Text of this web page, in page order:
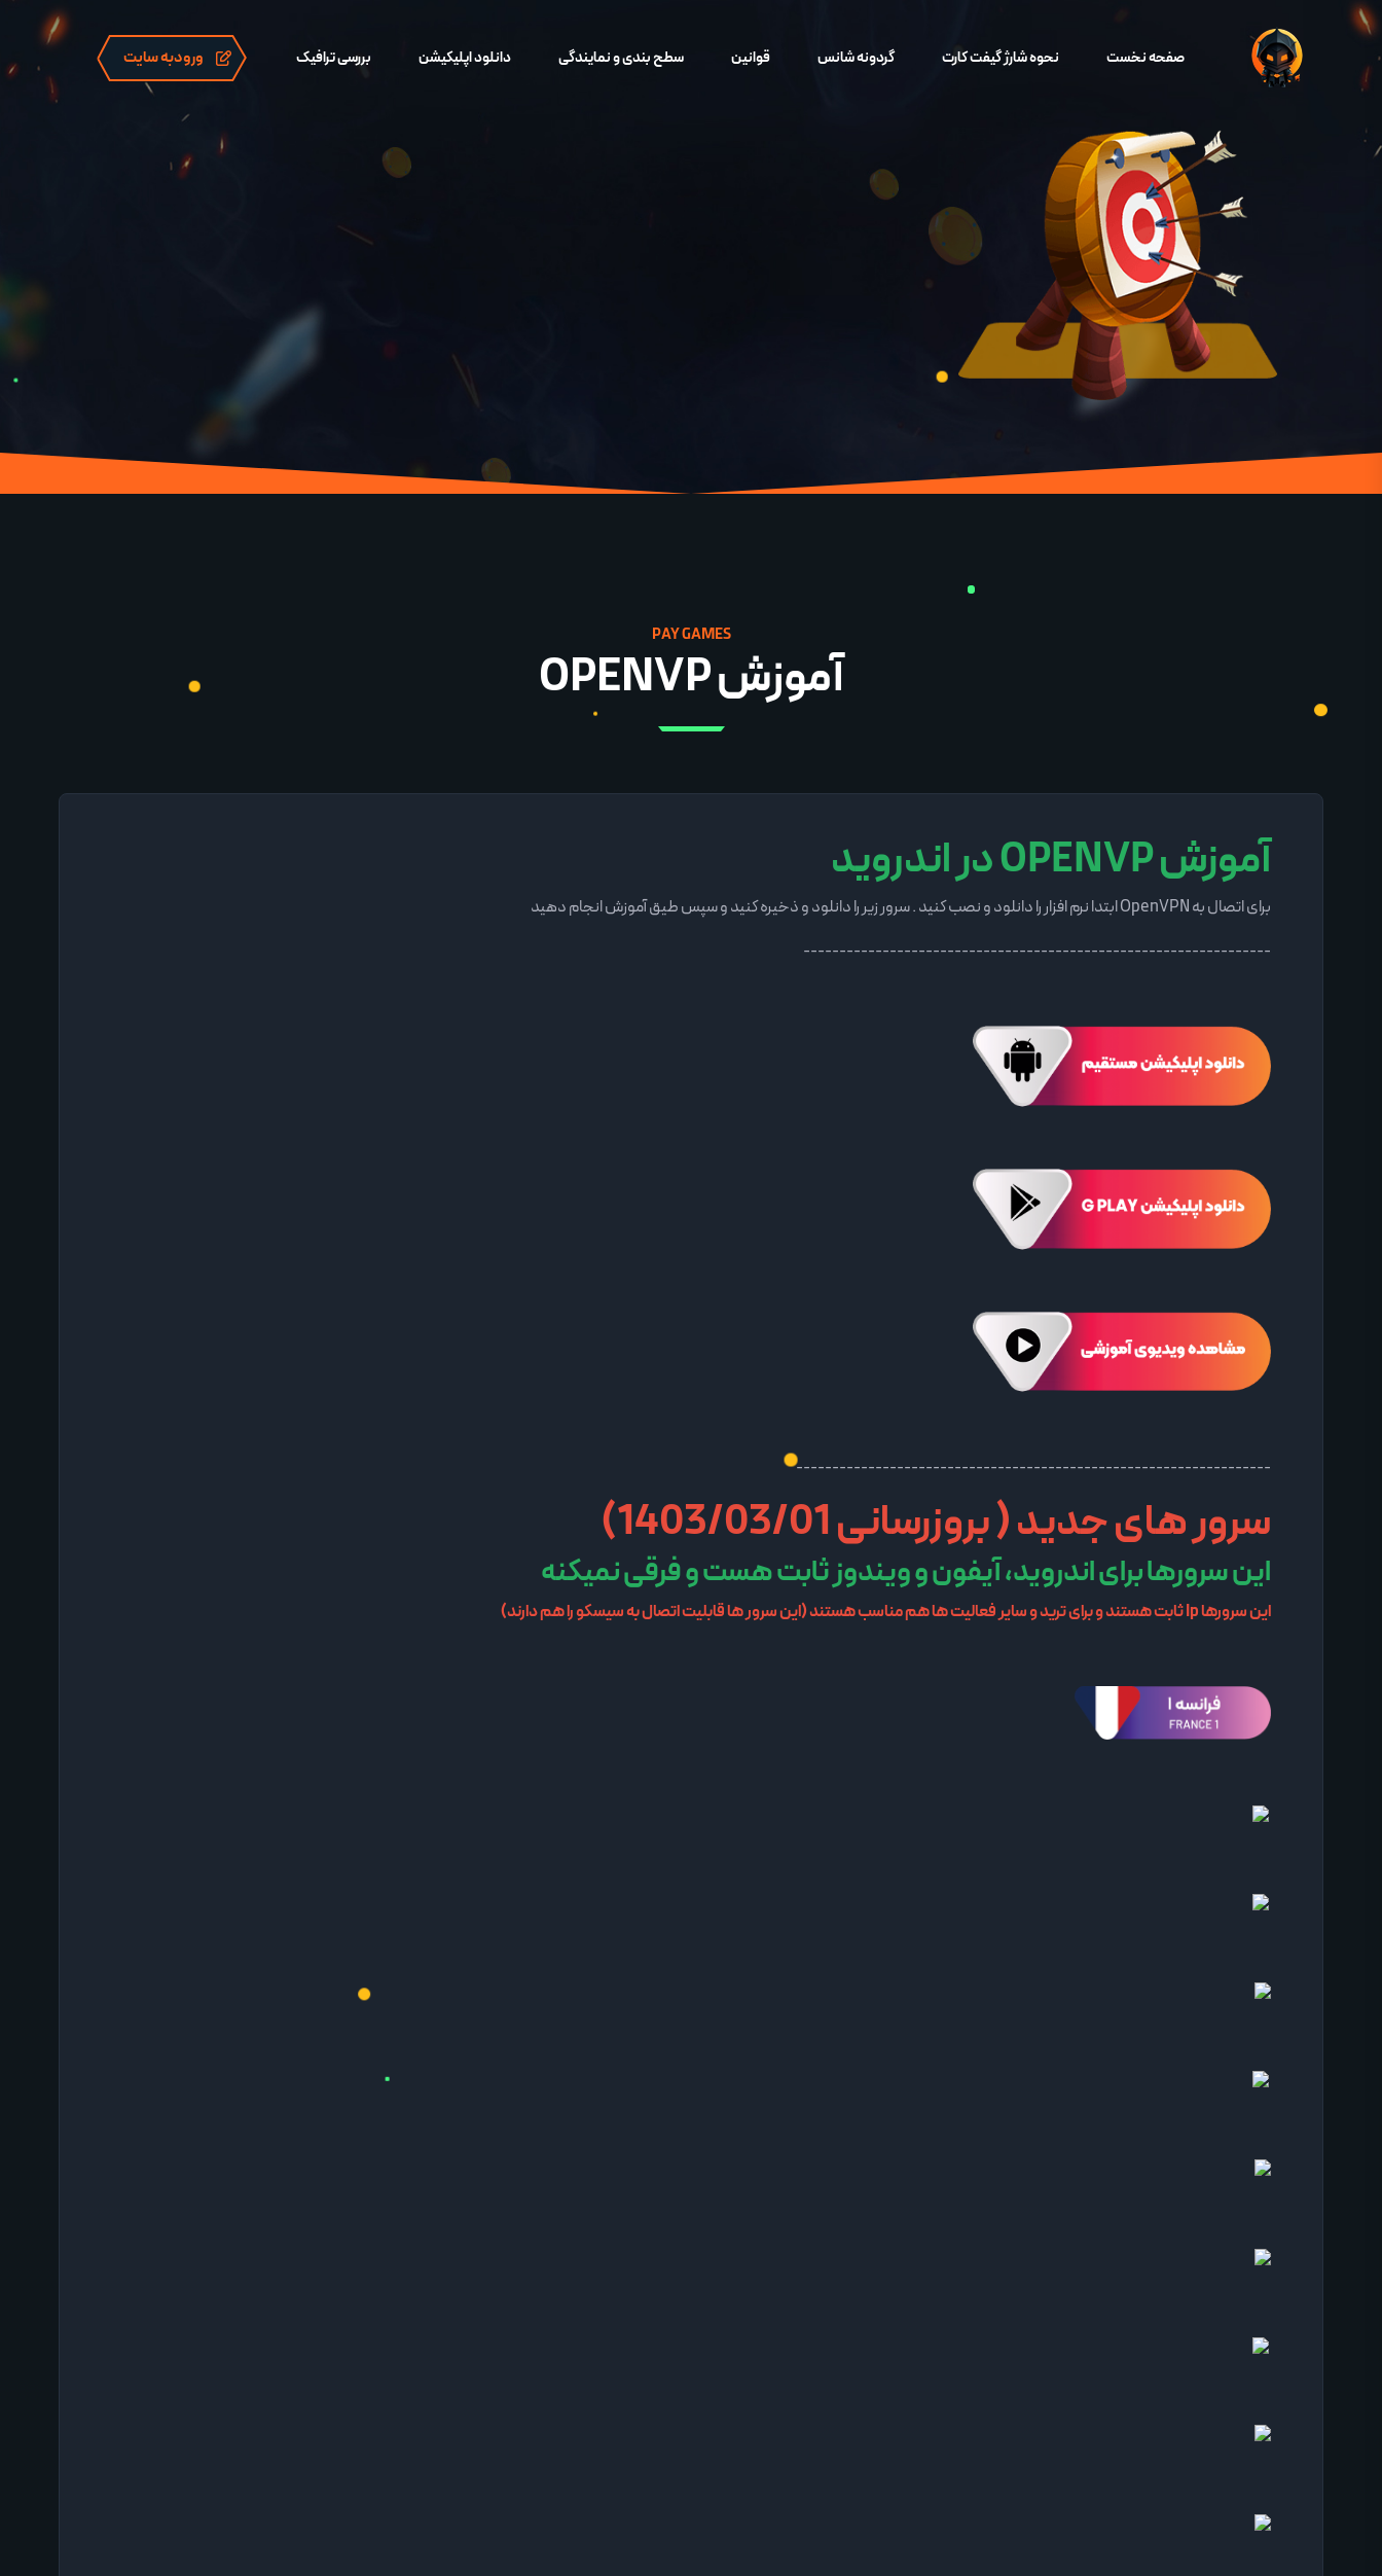
صفحه نخست نحوه شارژ گیفت کارت گردونه شانس قوانین سطح بندی و نمایندگی دانلود اپلیکیشن بررسی ترافیک ورودبه سایت
PAYGAMES
آموزش OPENVP
آموزش OPENVP در اندروید
برای اتصال به OpenVPN ابتدا نرم افزار را دانلود و نصب کنید . سرور زیر را دانلود و ذخیره کنید و سپس طیق آموزش انجام دهید
-----------------------------------------------------------------
------------------------------------------------------------------
سرور های جدید ( بروزرسانی 1403/03/01)
این سرورها برای اندروید، آیفون و ویندوز ثابت هست و فرقی نمیکنه
این سرورها Ip ثابت هستند و برای ترید و سایر فعالیت ها هم مناسب هستند (این سرور ها قابلیت اتصال به سیسکو را هم دارند)